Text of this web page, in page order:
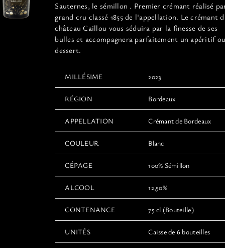
du
produit
Sauternes, le sémillon . Premier crémant réalisé
grand cru classé 1855 de l'appellation. Le crémant
château Caillou vous séduira par la finesse de ses
bulles et accompagnera parfaitement un apéritif
dessert.
MILLÉSIME 2023
RÉGION Bordeaux
APPELLATION Crémant de Bordeaux
COULEUR Blanc
CÉPAGE 100% Sémillon
ALCOOL 12,50%
CONTENANCE 75 cl (Bouteille)
UNITÉS Caisse de 6 bouteilles